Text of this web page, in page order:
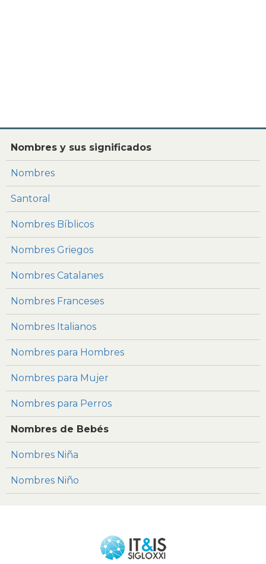
Nombres y sus significados
Nombres
Santoral
Nombres Bíblicos
Nombres Griegos
Nombres Catalanes
Nombres Franceses
Nombres Italianos
Nombres para Hombres
Nombres para Mujer
Nombres para Perros
Nombres de Bebés
Nombres Niña
Nombres Niño